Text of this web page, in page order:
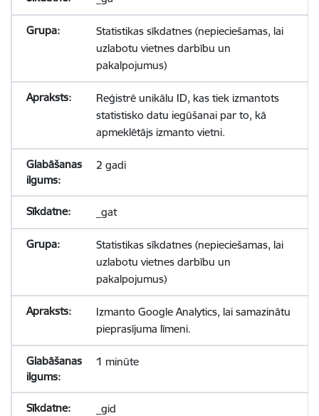
Statistikas sīkdatnes (nepieciešamas, lai
uzlabotu vietnes darbību un
pakalpojumus)
Reģistrē unikālu ID, kas tiek izmantots
statistisko datu iegūšanai par to, kā
apmeklētājs izmanto vietni.
2 gadi
_gat
Statistikas sīkdatnes (nepieciešamas, lai
uzlabotu vietnes darbību un
pakalpojumus)
Izmanto Google Analytics, lai samazinātu
pieprasījuma līmeni.
1 minūte
_gid